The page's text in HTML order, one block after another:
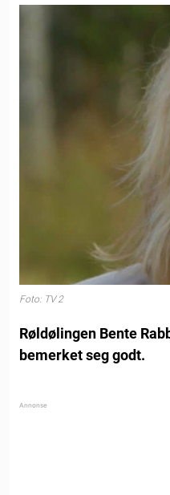
Foto: TV 2
Røldølingen Bente
bemerket seg godt.